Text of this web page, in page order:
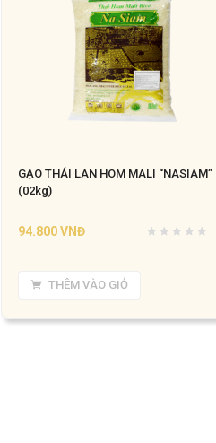
GẠO THÁI LAN HOM MALI “NASIAM”
(02kg)
94.800VNĐ
THÊM VÀO GIỎ